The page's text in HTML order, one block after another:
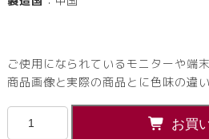
ご使用になられているモニターや端
商品画像と実際の商品とに色味の違
【法
お買